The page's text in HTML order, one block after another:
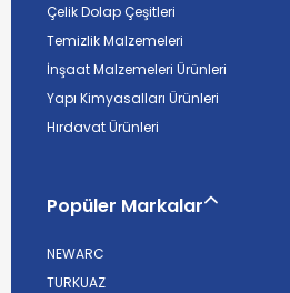
Çelik Dolap Çeşitleri
Temizlik Malzemeleri
İnşaat Malzemeleri Ürünleri
Yapı Kimyasalları Ürünleri
Hırdavat Ürünleri
Popüler Markalar
NEWARC
TURKUAZ